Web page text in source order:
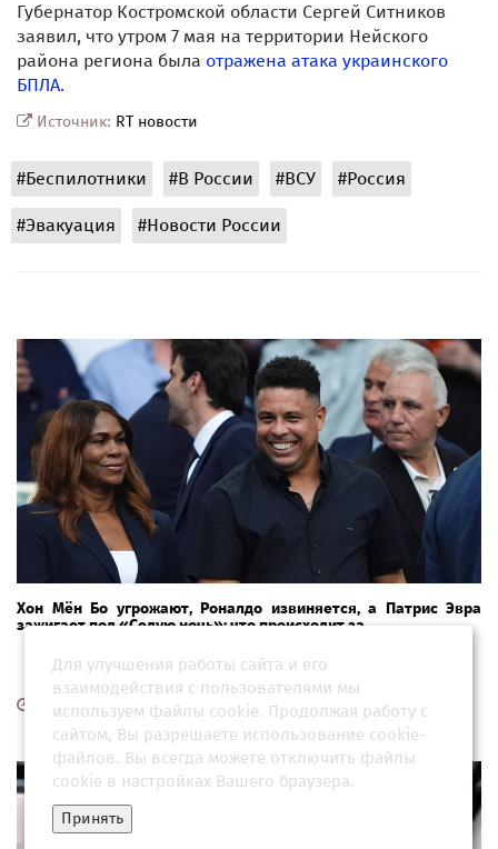
Губернатор Костромской области Сергей Ситников
заявил, что утром 7 мая на территории Нейского
района региона была отражена атака украинского
БПЛА.
Источник: RT новости
#Беспилотники #В России #ВСУ #Россия
#Эвакуация #Новости России
Хон Мён Бо угрожают, Роналдо извиняется, а Патрис Эвра
зажигает под «Седую ночь»: что происходит за ...
30 июня 2026, 21:00
Для улучшения работы сайта и его
взаимодействия с пользователями мы
используем файлы cookie. Продолжая работу с
сайтом, Вы разрешаете использование cookie-
файлов. Вы всегда можете отключить файлы
cookie в настройках Вашего браузера.
Принять